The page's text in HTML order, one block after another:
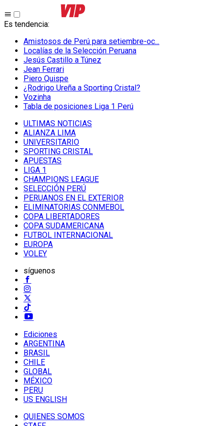
Es tendencia:
Amistosos de Perú para setiembre-oc...
Localías de la Selección Peruana
Jesús Castillo a Túnez
Jean Ferrari
Piero Quispe
¿Rodrigo Ureña a Sporting Cristal?
Vozinha
Tabla de posiciones Liga 1 Perú
ULTIMAS NOTICIAS
ALIANZA LIMA
UNIVERSITARIO
SPORTING CRISTAL
APUESTAS
LIGA 1
CHAMPIONS LEAGUE
SELECCIÓN PERÚ
PERUANOS EN EL EXTERIOR
ELIMINATORIAS CONMEBOL
COPA LIBERTADORES
COPA SUDAMERICANA
FUTBOL INTERNACIONAL
EUROPA
VOLEY
síguenos
Ediciones
ARGENTINA
BRASIL
CHILE
GLOBAL
MÉXICO
PERU
US ENGLISH
QUIENES SOMOS